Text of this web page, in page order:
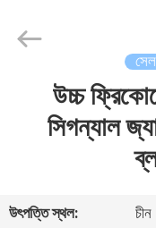
ভিডিও
ELECTRONICS(HK)
CO.,LTD.
উচ্চ
সিগন্যাল
উৎপত্তি স্থল:
চীন